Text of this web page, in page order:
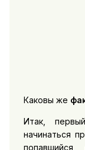
Каковы же
Итак,
начинаться
попавшийся